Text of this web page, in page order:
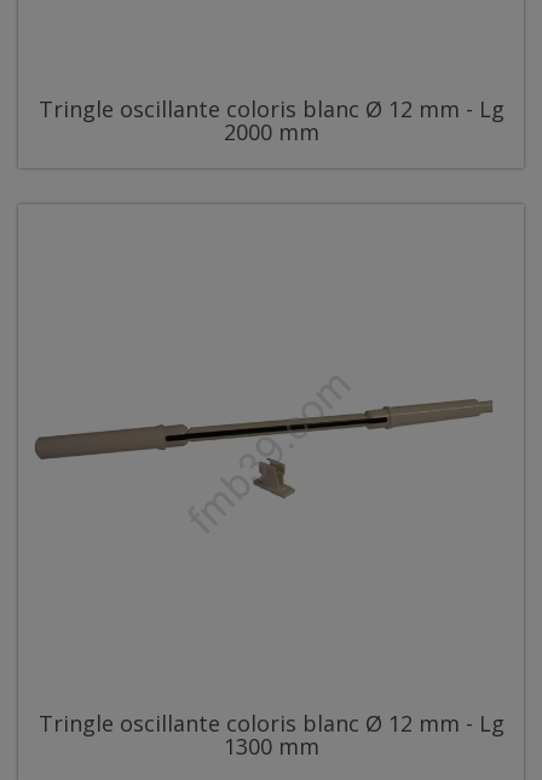
Tringle oscillante coloris blanc Ø 12 mm - Lg
2000 mm
Tringle oscillante coloris blanc Ø 12 mm - Lg
1300 mm